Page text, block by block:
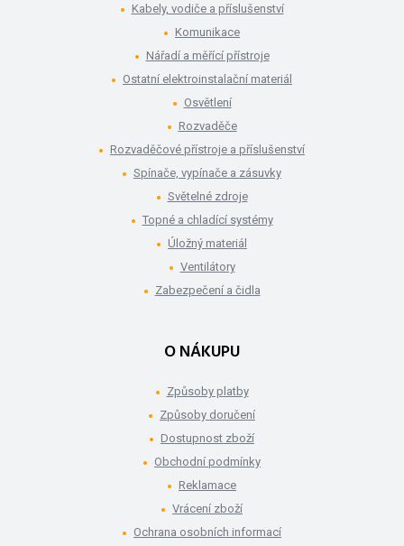
Kabely, vodiče a příslušenství
Komunikace
Nářadí a měřící přístroje
Ostatní elektroinstalační materiál
Osvětlení
Rozvaděče
Rozvaděčové přístroje a příslušenství
Spínače, vypínače a zásuvky
Světelné zdroje
Topné a chladící systémy
Úložný materiál
Ventilátory
Zabezpečení a čidla
O NÁKUPU
Způsoby platby
Způsoby doručení
Dostupnost zboží
Obchodní podmínky
Reklamace
Vrácení zboží
Ochrana osobních informací